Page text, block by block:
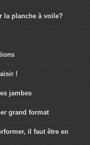
la planche à voile?
!
jambes
grand format
il faut être en